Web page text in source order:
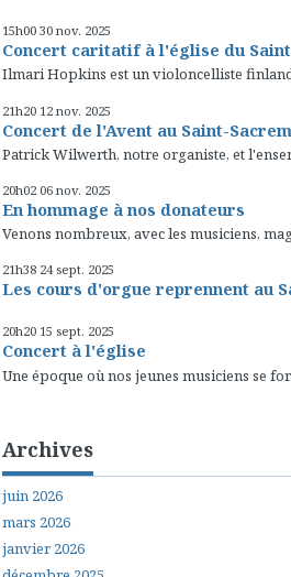
15h00 30 nov. 2025
Concert caritatif à l'église du
Ilmari Hopkins est un violoncelliste
21h20 12 nov. 2025
Concert de l'Avent au Saint-
Patrick Wilwerth, notre organiste, et
20h02 06 nov. 2025
En hommage à nos donateurs
Venons nombreux, avec les musiciens,
21h38 24 sept. 2025
Les cours d'orgue reprennent au
20h20 15 sept. 2025
Concert à l'église
Une époque où nos jeunes musiciens se
Archives
juin 2026
mars 2026
janvier 2026